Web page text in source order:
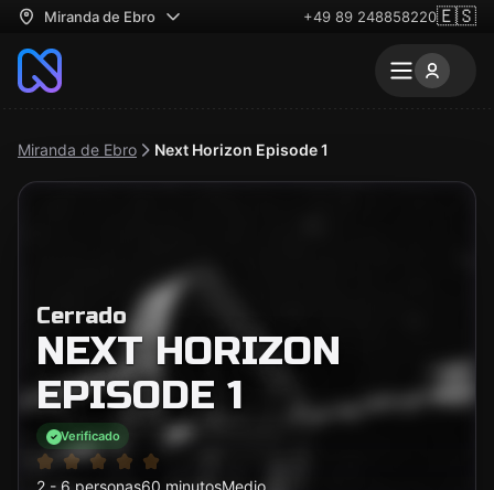
Miranda de Ebro +49 89 248858220🇪🇸
Miranda de Ebro Next Horizon Episode 1
Cerrado
NEXT HORIZON
EPISODE 1
Verificado
2 - 6 personas60 minutosMedio